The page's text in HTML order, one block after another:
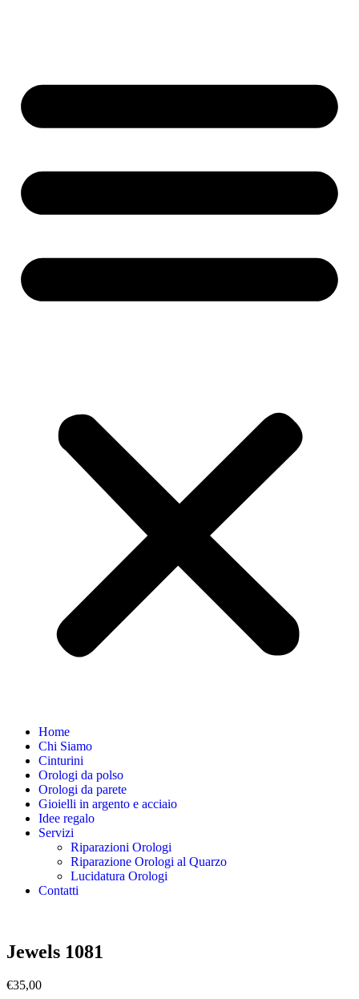
Home
Chi Siamo
Cinturini
Orologi da polso
Orologi da parete
Gioielli in argento e acciaio
Idee regalo
Servizi
Riparazioni Orologi
Riparazione Orologi al Quarzo
Lucidatura Orologi
Contatti
Jewels 1081
€35,00